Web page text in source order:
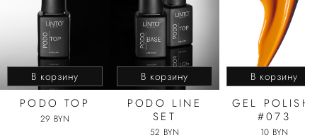
В корзину
PODO TOP
29 BYN
В корзину
PODO LINE
SET
52 BYN
В корзину
GEL POLISH,
#073
10 BYN